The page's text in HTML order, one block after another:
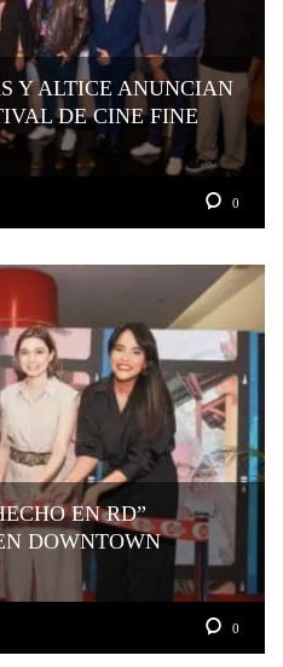
Y ALTICE ANUNCIAN
DE CINE FINE
0
EN RD”
DOWNTOWN
0